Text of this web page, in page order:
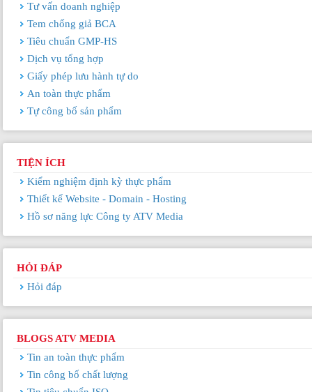
Tư vấn doanh nghiệp
Tem chống giả BCA
Tiêu chuẩn GMP-HS
Dịch vụ tổng hợp
Giấy phép lưu hành tự do
An toàn thực phẩm
Tự công bố sản phẩm
TIỆN ÍCH
Kiểm nghiệm định kỳ thực phẩm
Thiết kế Website - Domain - Hosting
Hồ sơ năng lực Công ty ATV Media
HỎI ĐÁP
Hỏi đáp
BLOGS ATV MEDIA
Tin an toàn thực phẩm
Tin công bố chất lượng